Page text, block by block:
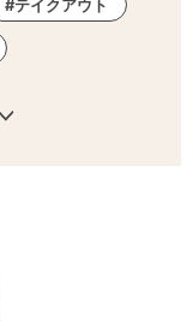
テイクアウト